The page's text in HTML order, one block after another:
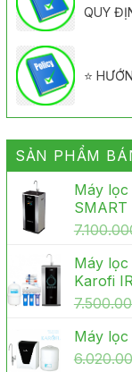
QUY
⭐
SẢN PHẨM
Máy lọc
Máy
Karofi
Máy